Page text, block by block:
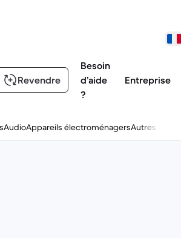
Revendre
Besoin
d’aide
?
Entreprise
AudioAppareils électroménagersAutres